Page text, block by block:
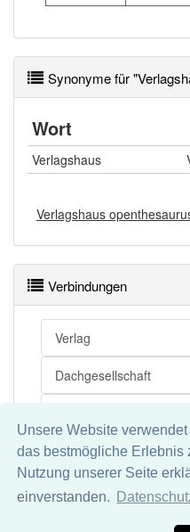
Unsere Website
das bestmögliche Erlebnis
Nutzung unserer Seite
einverstanden.
Synonyme für
Wort
Verlagshaus
Verlagshaus
Verbindungen
Verlag
Dachgesellschaft
Zusammenschluss